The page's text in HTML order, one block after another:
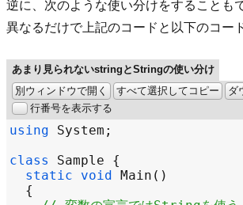
逆に、次のような使い分けをすること
異なるだけで上記のコードと以下のコー
あまり見られないstringとStringの使い分け
別ウィンドウで開く
すべて選択してコピー
ダ
行番号を表示する
using System
class
Sample
static
void Main